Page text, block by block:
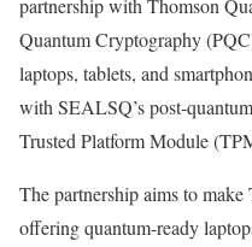
partnership with Thomson
Quantum Cryptography
laptops, tablets, and
with SEALSQ’s post-
Trusted Platform Module
The partnership aims to
offering quantum-ready